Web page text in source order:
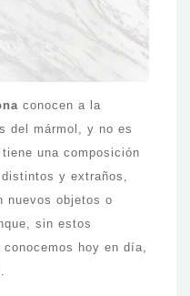
conocen a la
del mármol, y no es
una composición
y extraños,
nuevos objetos o
sin estos
hoy en día,